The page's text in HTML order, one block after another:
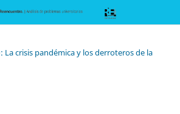
La crisis pandémica y los derroteros de la